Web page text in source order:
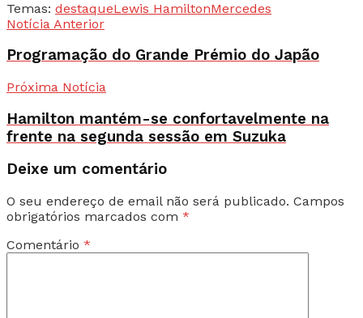
Temas: destaqueLewis HamiltonMercedes
Notícia Anterior
Programação do Grande Prémio do Japão
Próxima Notícia
Hamilton mantém-se confortavelmente na
frente na segunda sessão em Suzuka
Deixe um comentário
O seu endereço de email não será publicado. Campos
obrigatórios marcados com *
Comentário *